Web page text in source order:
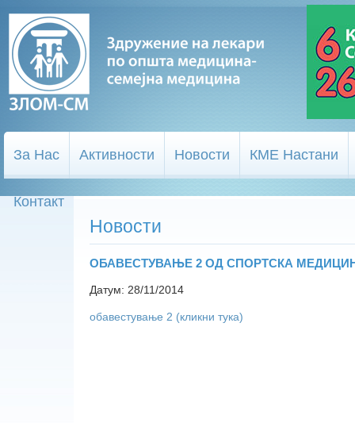
За Нас Активности Новости КМЕ Настани
Контакт
Новости
ОБАВЕСТУВАЊЕ 2 ОД СПОРТСКА
Датум: 28/11/2014
обавестување 2 (кликни тука)